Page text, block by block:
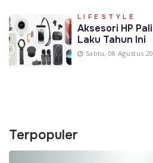
LIFESTYLE
Aksesori HP
Laku Tahun Ini
Sabtu, 08 Agustus
Terpopuler